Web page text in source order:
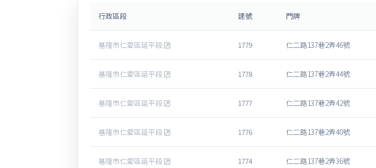
行政區段 建號 門牌
基隆市仁愛區延平段 1779 仁二路137巷2弄46號
基隆市仁愛區延平段 1778 仁二路137巷2弄44號
基隆市仁愛區延平段 1777 仁二路137巷2弄42號
基隆市仁愛區延平段 1776 仁二路137巷2弄40號
基隆市仁愛區延平段 1774 仁二路137巷2弄36號